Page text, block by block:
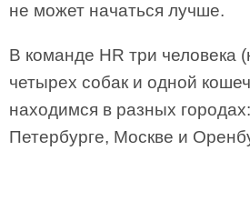
не может начаться лучше.
В команде HR три человека
четырех собак и одной
находимся в разных
Петербурге, Москве и